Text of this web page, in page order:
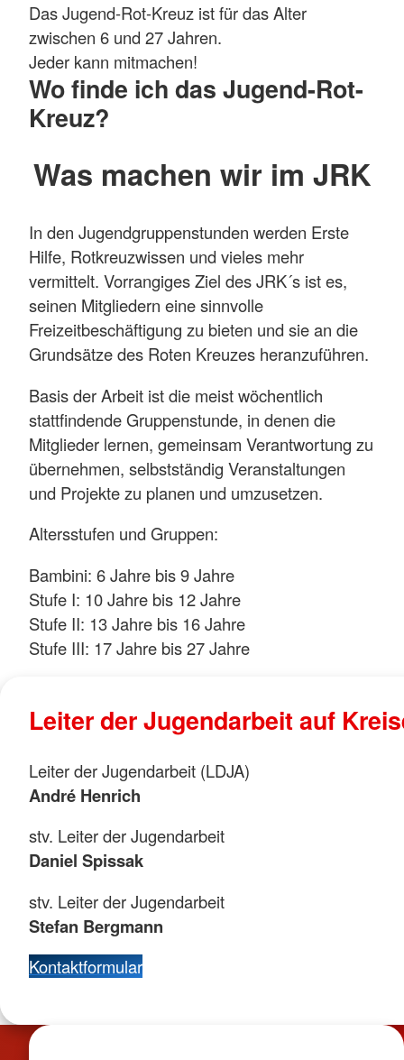
Das Jugend-Rot-Kreuz ist für das Alter
zwischen 6 und 27 Jahren.
Jeder kann mitmachen!
Wo finde ich das Jugend-Rot-
Kreuz?
Was machen wir im JRK
In den Jugendgruppenstunden werden Erste
Hilfe, Rotkreuzwissen und vieles mehr
vermittelt. Vorrangiges Ziel des JRK´s ist es,
seinen Mitgliedern eine sinnvolle
Freizeitbeschäftigung zu bieten und sie an die
Grundsätze des Roten Kreuzes heranzuführen.
Basis der Arbeit ist die meist wöchentlich
stattfindende Gruppenstunde, in denen die
Mitglieder lernen, gemeinsam Verantwortung zu
übernehmen, selbstständig Veranstaltungen
und Projekte zu planen und umzusetzen.
Altersstufen und Gruppen:
Bambini: 6 Jahre bis 9 Jahre
Stufe I: 10 Jahre bis 12 Jahre
Stufe II: 13 Jahre bis 16 Jahre
Stufe III: 17 Jahre bis 27 Jahre
Leiter der Jugendarbeit auf
Leiter der Jugendarbeit (LDJA)
André Henrich
stv. Leiter der Jugendarbeit
Daniel Spissak
stv. Leiter der Jugendarbeit
Stefan Bergmann
Kontaktformular